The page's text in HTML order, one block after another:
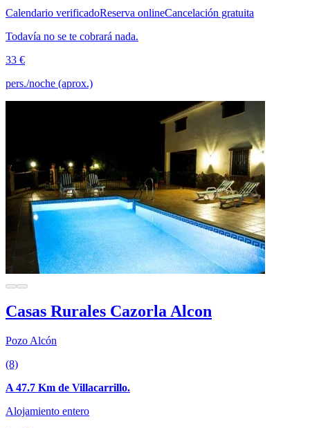
Calendario verificadoReserva onlineCancelación gratuita
Todavía no se te cobrará nada.
33 €
pers./noche (aprox.)
Casas Rurales Cazorla Alcon
Pozo Alcón
(8)
A 47.7 Km de Villacarrillo.
Alojamiento entero